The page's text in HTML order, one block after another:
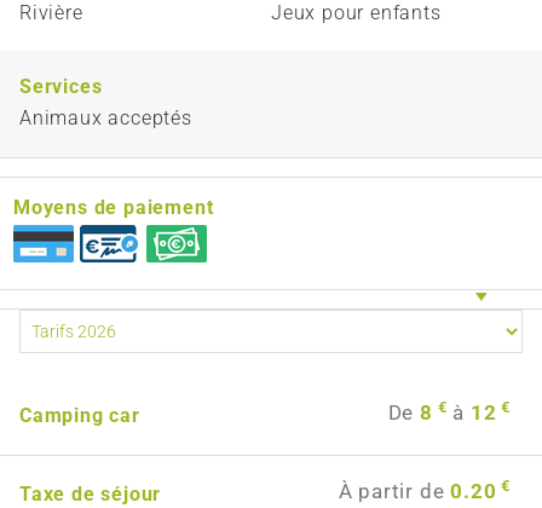
Rivière
Jeux pour enfants
Services
Animaux acceptés
Moyens de paiement
Camping car De 8 € à 12 €
Taxe de séjour À partir de0.20 €